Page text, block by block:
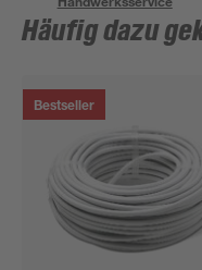
Häufig dazu
Bestseller